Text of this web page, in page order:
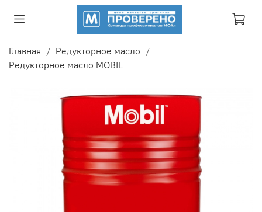
Главная
Редукторное масло
Редукторное масло MOBIL